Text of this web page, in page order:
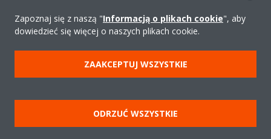
Produkty
Copyright © Daikin
Strategia podatkowa
Klimatyzacja
Oczyszczacze powietrza Data Act
Zapoznaj się z naszą "Informacją o plikach cookie", aby
dowiedzieć się więcej o naszych plikach cookie.
ZAAKCEPTUJ WSZYSTKIE
ODRZUĆ WSZYSTKIE